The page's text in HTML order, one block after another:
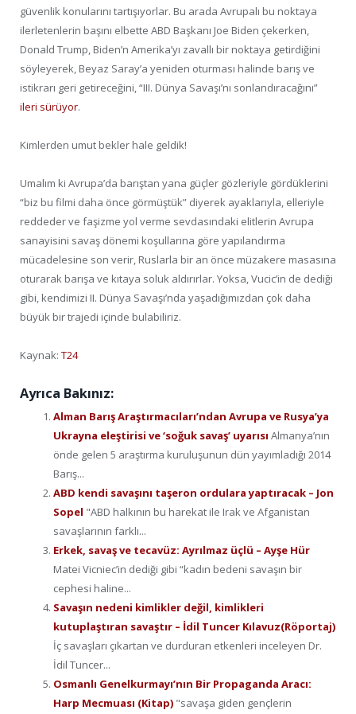
güvenlik konularını tartışıyorlar. Bu arada Avrupalı bu noktaya
ilerletenlerin başını elbette ABD Başkanı Joe Biden çekerken,
Donald Trump, Biden’n Amerika’yı zavallı bir noktaya getirdiğini
söyleyerek, Beyaz Saray’a yeniden oturması halinde barış ve
istikrarı geri getireceğini, “III. Dünya Savaşı’nı sonlandıracağını”
ileri sürüyor.
Kimlerden umut bekler hale geldik!
Umalım ki Avrupa’da barıştan yana güçler gözleriyle gördüklerini
“biz bu filmi daha önce görmüştük” diyerek ayaklarıyla, elleriyle
reddeder ve faşizme yol verme sevdasındaki elitlerin Avrupa
sanayisini savaş dönemi koşullarına göre yapılandırma
mücadelesine son verir, Ruslarla bir an önce müzakere masasına
oturarak barışa ve kıtaya soluk aldırırlar. Yoksa, Vucic’in de dediği
gibi, kendimizi II. Dünya Savaşı’nda yaşadığımızdan çok daha
büyük bir trajedi içinde bulabiliriz.
Kaynak: T24
Ayrıca Bakınız:
Alman Barış Araştırmacıları’ndan Avrupa ve Rusya’ya
Ukrayna eleştirisi ve ‘soğuk savaş’ uyarısı Almanya’nın
önde gelen 5 araştırma kuruluşunun dün yayımladığı 2014
Barış...
ABD kendi savaşını taşeron ordulara yaptıracak – Jon
Sopel "ABD halkının bu harekat ile Irak ve Afganistan
savaşlarının farklı...
Erkek, savaş ve tecavüz: Ayrılmaz üçlü – Ayşe Hür
Matei Vicniec’in dediği gibi “kadın bedeni savaşın bir
cephesi haline...
Savaşın nedeni kimlikler değil, kimlikleri
kutuplaştıran savaştır – İdil Tuncer Kılavuz(Röportaj)
İç savaşları çıkartan ve durduran etkenleri inceleyen Dr.
İdil Tuncer...
Osmanlı Genelkurmayı’nın Bir Propaganda Aracı:
Harp Mecmuası (Kitap) "savaşa giden gençlerin